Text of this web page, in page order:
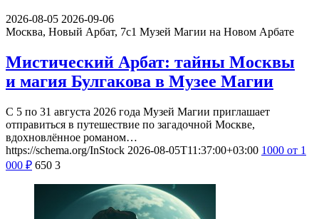
2026-08-05 2026-09-06
Москва, Новый Арбат, 7с1 Музей Магии на Новом Арбате
Мистический Арбат: тайны Москвы
и магия Булгакова в Музее Магии
С 5 по 31 августа 2026 года Музей Магии приглашает
отправиться в путешествие по загадочной Москве,
вдохновлённое романом…
https://schema.org/InStock 2026-08-05T11:37:00+03:00 1000 от 1
000 ₽ 650 3